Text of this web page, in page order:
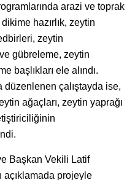
arazi ve toprak
hazırlık, zeytin
zeytin
gübreleme, zeytin
başlıkları ele alındı.
düzenlenen çalıştayda ise,
ağaçları, zeytin yaprağı
Başkan Vekili Latif
açıklamada projeyle